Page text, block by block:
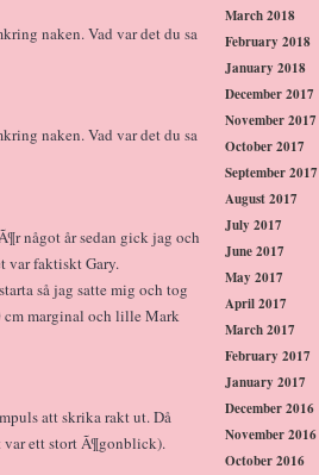
naken. Vad var det du sa
naken. Vad var det du sa
något år sedan gick jag och
var faktiskt Gary.
så jag satte mig och tog
cm marginal och lille Mark
att skrika rakt ut. Då
ett stort Ã¶gonblick).
March 2018
February 2018
January 2018
December 2017
November 2017
October 2017
September 2017
August 2017
July 2017
June 2017
May 2017
April 2017
March 2017
February 2017
January 2017
December 2016
November 2016
October 2016